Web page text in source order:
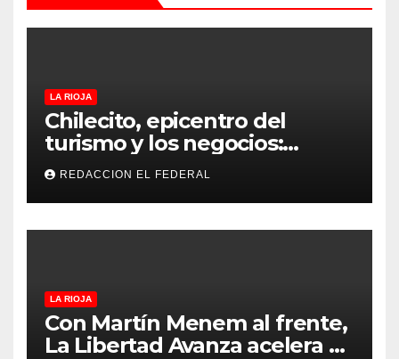
LA RIOJA
Chilecito, epicentro del
turismo y los negocios:
arranca la Expo que promete
revolucionar la economía
regional en un evento sin
precedentes en La Rioja
REDACCION EL FEDERAL
LA RIOJA
Con Martín Menem al frente,
La Libertad Avanza acelera su